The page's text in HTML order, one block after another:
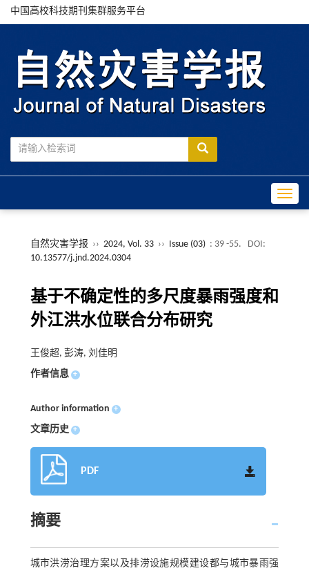
中国高校科技期刊集群服务平台
自然灾害学报 ›› 2024, Vol. 33 ›› Issue (03) : 39 -55.
DOI:
10.13577/j.jnd.2024.0304
基于不确定性的多尺度暴雨强度和
外江洪水位联合分布研究
王俊超, 彭涛, 刘佳明
作者信息 +
Author information +
文章历史 +
PDF
摘要
城市洪涝治理方案以及排涝设施规模建设都与城市暴雨强